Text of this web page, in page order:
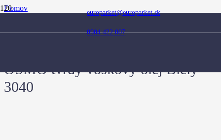
europarket@europarket.sk
0904 422 007
Domov
OSMO
OSMO tvrdý voskový olej Biely
3040